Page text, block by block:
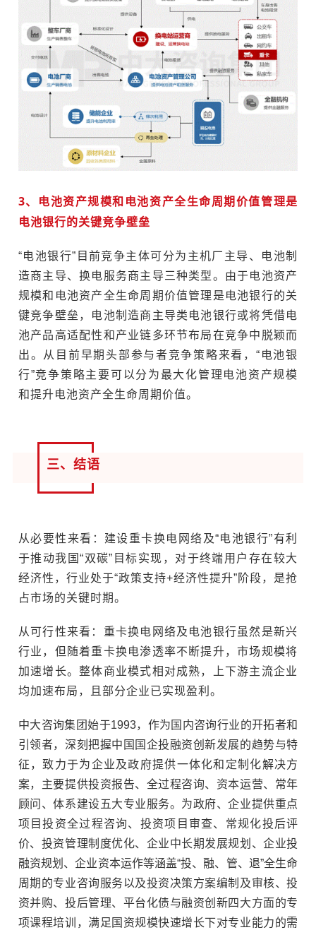
3、电池资产规模和电池资产全生命周期价值管理是
电池银行的关键竞争壁垒
“电池银行”目前竞争主体可分为主机厂主导、电池制
造商主导、换电服务商主导三种类型。由于电池资产
规模和电池资产全生命周期价值管理是电池银行的关
键竞争壁垒，电池制造商主导类电池银行或将凭借电
池产品高适配性和产业链多环节布局在竞争中脱颖而
出。从目前早期头部参与者竞争策略来看，“电池银
行”竞争策略主要可以分为最大化管理电池资产规模
和提升电池资产全生命周期价值。
三、结语
从必要性来看：建设重卡换电网络及“电池银行”有利
于推动我国“双碳”目标实现，对于终端用户存在较大
经济性，行业处于“政策支持+经济性提升”阶段，是抢
占市场的关键时期。
从可行性来看：重卡换电网络及电池银行虽然是新兴
行业，但随着重卡换电渗透率不断提升，市场规模将
加速增长。整体商业模式相对成熟，上下游主流企业
均加速布局，且部分企业已实现盈利。
中大咨询集团始于1993，作为国内咨询行业的开拓者和
引领者，深刻把握中国国企投融资创新发展的趋势与特
征，致力于为企业及政府提供一体化和定制化解决方
案，主要提供投资报告、全过程咨询、资本运营、常年
顾问、体系建设五大专业服务。为政府、企业提供重点
项目投资全过程咨询、投资项目审查、常规化投后评
价、投资管理制度优化、企业中长期发展规划、企业投
融资规划、企业资本运作等涵盖“投、融、管、退”全生命
周期的专业咨询服务以及投资决策方案编制及审核、投
资并购、投后管理、平台化债与融资创新四大方面的专
项课程培训，满足国资规模快速增长下对专业能力的需